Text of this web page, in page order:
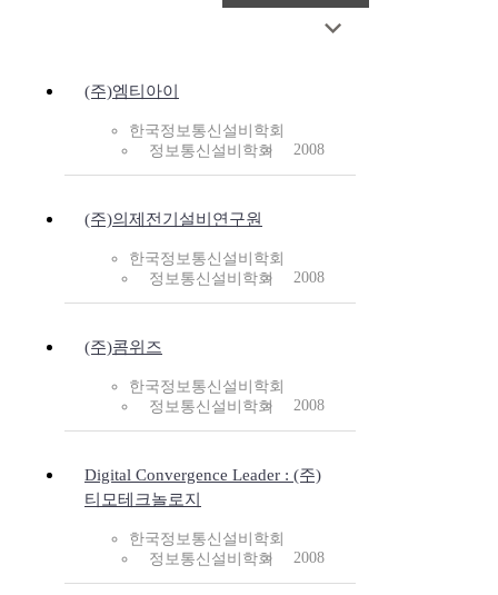
(주)엠티아이
한국정보통신설비학회
정보통신설비학회
2008
(주)의제전기설비연구원
한국정보통신설비학회
정보통신설비학회
2008
(주)콤위즈
한국정보통신설비학회
정보통신설비학회
2008
Digital Convergence Leader : (주)
티모테크놀로지
한국정보통신설비학회
정보통신설비학회
2008